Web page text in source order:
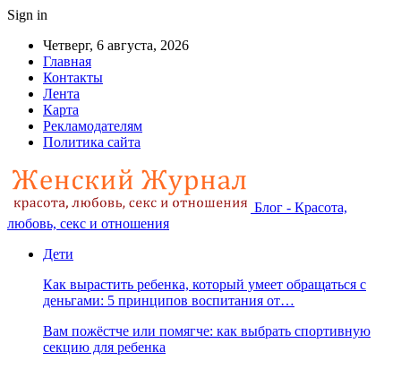
Sign in
Четверг, 6 августа, 2026
Главная
Контакты
Лента
Карта
Рекламодателям
Политика сайта
Блог - Красота,
любовь, секс и отношения
Дети
Как вырастить ребенка, который умеет обращаться с
деньгами: 5 принципов воспитания от…
Вам пожёстче или помягче: как выбрать спортивную
секцию для ребенка